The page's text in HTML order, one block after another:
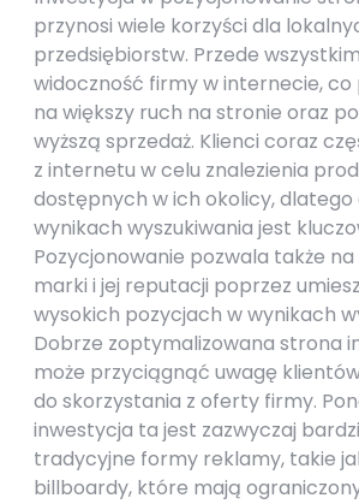
przynosi wiele korzyści dla
przedsiębiorstw. Przede
widoczność firmy w internecie, co
na większy ruch na stronie oraz
wyższą sprzedaż. Klienci coraz
z internetu w celu znalezienia
dostępnych w ich okolicy,
wynikach wyszukiwania jest
Pozycjonowanie pozwala także
marki i jej reputacji poprzez
wysokich pozycjach w wynikach
Dobrze zoptymalizowana strona
może przyciągnąć uwagę
do skorzystania z oferty firmy.
inwestycja ta jest zazwyczaj
tradycyjne formy reklamy, takie
billboardy, które mają